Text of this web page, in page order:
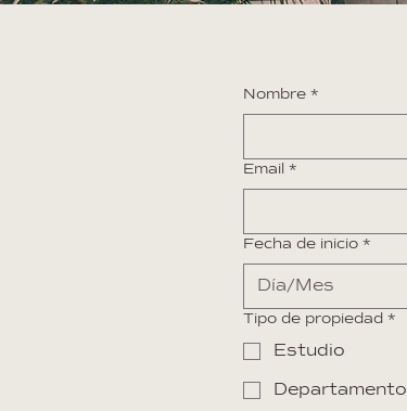
Nombre *
Email *
Fecha de inicio *
Tipo de propiedad *
Estudio
Departamento